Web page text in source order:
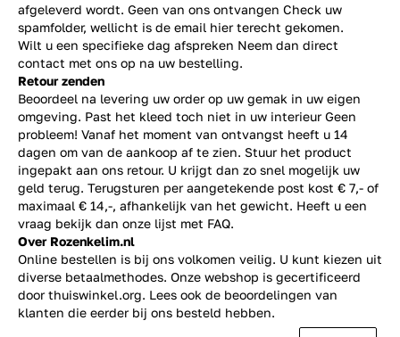
afgeleverd wordt. Geen van ons ontvangen Check uw
spamfolder, wellicht is de email hier terecht gekomen.
Wilt u een specifieke dag afspreken Neem dan direct
contact met ons op na uw bestelling.
Retour zenden
Beoordeel na levering uw order op uw gemak in uw eigen
omgeving. Past het kleed toch niet in uw interieur Geen
probleem! Vanaf het moment van ontvangst heeft u 14
dagen om van de aankoop af te zien. Stuur het product
ingepakt aan ons retour. U krijgt dan zo snel mogelijk uw
geld terug. Terugsturen per aangetekende post kost € 7,- of
maximaal € 14,-, afhankelijk van het gewicht. Heeft u een
vraag bekijk dan onze lijst met FAQ.
Over Rozenkelim.nl
Online bestellen is bij ons volkomen veilig. U kunt kiezen uit
diverse betaalmethodes. Onze webshop is gecertificeerd
door thuiswinkel.org. Lees ook de beoordelingen van
klanten die eerder bij ons besteld hebben.